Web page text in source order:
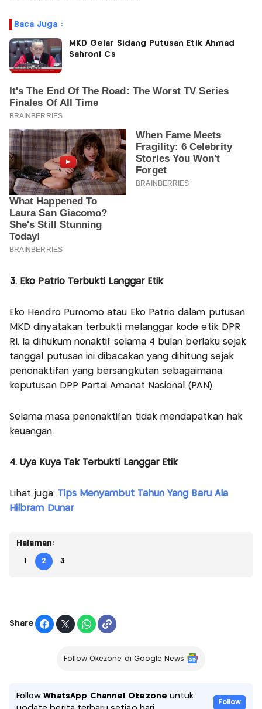
Baca Juga :
MKD Gelar Sidang Putusan Etik Ahmad
Sahroni Cs
3. Eko Patrio Terbukti Langgar Etik
Eko Hendro Purnomo atau Eko Patrio dalam putusan
MKD dinyatakan terbukti melanggar kode etik DPR
RI. Ia dihukum nonaktif selama 4 bulan berlaku sejak
tanggal putusan ini dibacakan yang dihitung sejak
penonaktifan yang bersangkutan sebagaimana
keputusan DPP Partai Amanat Nasional (PAN).
Selama masa penonaktifan tidak mendapatkan hak
keuangan.
4. Uya Kuya Tak Terbukti Langgar Etik
Lihat juga: Tips Menyambut Tahun Yang Baru Ala
Hilbram Dunar
Halaman:
1 2 3
Share
Follow Okezone di Google News
FollowWhatsApp Channel Okezone untuk
Follow